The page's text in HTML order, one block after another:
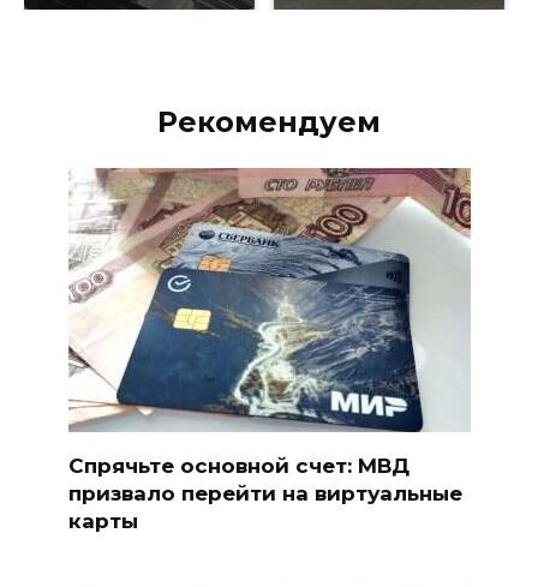
Рекомендуем
Спрячьте основной счет: МВД
призвало перейти на виртуальные
карты